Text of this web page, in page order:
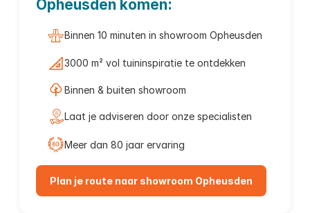
Opheusden komen:
Binnen 10 minuten in showroom Opheusden
3000 m² vol tuininspiratie te ontdekken
Binnen & buiten showroom
Laat je adviseren door onze specialisten
Meer dan 80 jaar ervaring
Plan je route naar showroom Opheusden